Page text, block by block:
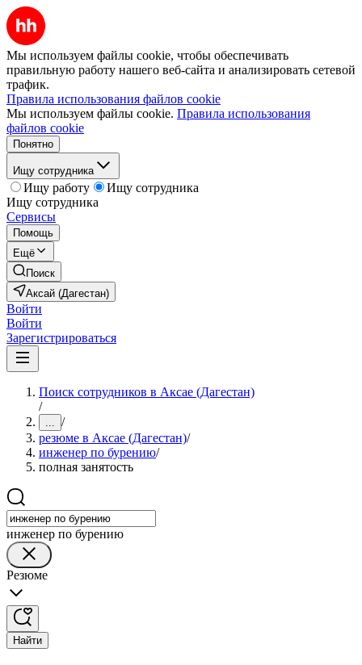
Мы используем файлы cookie, чтобы обеспечивать
правильную работу нашего веб-сайта и анализировать сетевой
трафик.
Правила использования файлов cookie
Мы используем файлы cookie. Правила использования
файлов cookie
Понятно
Ищу сотрудника
Ищу работу
Ищу сотрудника
Ищу сотрудника
Сервисы
Помощь
Ещё
Поиск
Аксай (Дагестан)
Войти
Войти
Зарегистрироваться
Поиск сотрудников в Аксае (Дагестан)
/
... /
резюме в Аксае (Дагестан)/
инженер по бурению/
полная занятость
инженер по бурению
Резюме
Найти